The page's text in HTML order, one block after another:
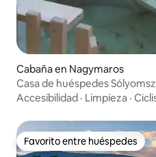
Cabaña en Nagymaros
Casa de huéspedes
Accesibilidad · Limpieza ·
Favorito entre huéspedes
Favorito entre huéspedes